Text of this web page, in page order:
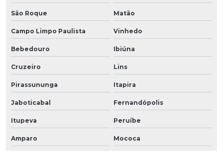
São Roque Matão
Campo Limpo Paulista Vinhedo
Bebedouro Ibiúna
Cruzeiro Lins
Pirassununga Itapira
Jaboticabal Fernandópolis
Itupeva Peruíbe
Amparo Mococa